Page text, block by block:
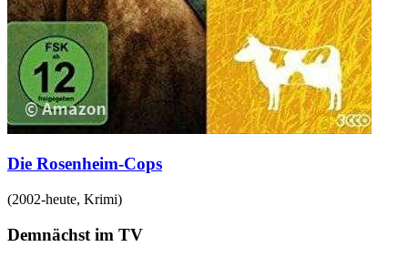
Die Rosenheim-Cops
(2002-heute, Krimi)
Demnächst im TV